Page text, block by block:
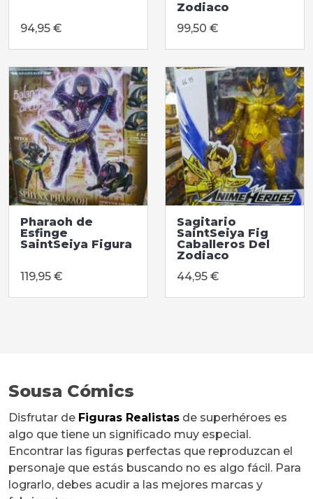
94,95 €
Zodiaco
99,50 €
Pharaoh de
Esfinge
SaintSeiya Figura
119,95 €
Sagitario
SaintSeiya Fig
Caballeros Del
Zodiaco
44,95 €
Sousa Cómics
Disfrutar de Figuras Realistas de superhéroes es
algo que tiene un significado muy especial.
Encontrar las figuras perfectas que reproduzcan el
personaje que estás buscando no es algo fácil. Para
lograrlo, debes acudir a las mejores marcas y